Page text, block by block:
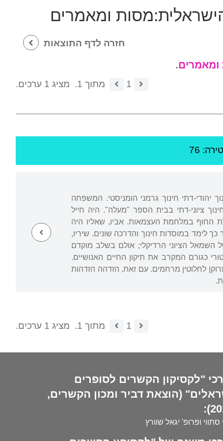
ומאמרים
חזרה לדף התוצאות
.
1 מתוך 1.
מציג 1 ערכים.
76
יהודי-דתי חינוך גרמני הומניסטי. המשפחה
חינוך ציוני-דתי בבית הספר "מעלה". היה חייל
החוף במלחמת העצמאות. אביו, שאליו היה
ואחר כך לימד במוסדות חינוך והדרכה שונים. שיריו,
הציוני הרדיקלי; אולם בשלב מוקדם
כגורם המקרב את תיקון החיים האנושיים.
לחלוטין מרחמים. עם זאת, הזדהה הזדהות
1 מתוך 1. מציג 1 ערכים.
"לקסיקון הקשרים לסופרים
(הוצאת דביר ומכון הקשרים,
סתווי ופרופ' יגאל שוורץ